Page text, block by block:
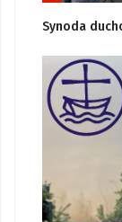
Synoda